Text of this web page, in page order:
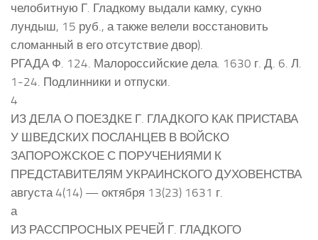
челобитную Г. Гладкому выдали камку, сукно
лундыш, 15 руб., а также велели восстановить
сломанный в его отсутствие двор).
РГАДА Ф. 124. Малороссийские дела. 1630 г. Д. 6. Л.
1-24. Подлинники и отпуски.
4
ИЗ ДЕЛА О ПОЕЗДКЕ Г. ГЛАДКОГО КАК ПРИСТАВА
У ШВЕДСКИХ ПОСЛАНЦЕВ В ВОЙСКО
ЗАПОРОЖСКОЕ С ПОРУЧЕНИЯМИ К
ПРЕДСТАВИТЕЛЯМ УКРАИНСКОГО ДУХОВЕНСТВА
августа 4(14) — октября 13(23) 1631 г.
а
ИЗ РАССПРОСНЫХ РЕЧЕЙ Г. ГЛАДКОГО